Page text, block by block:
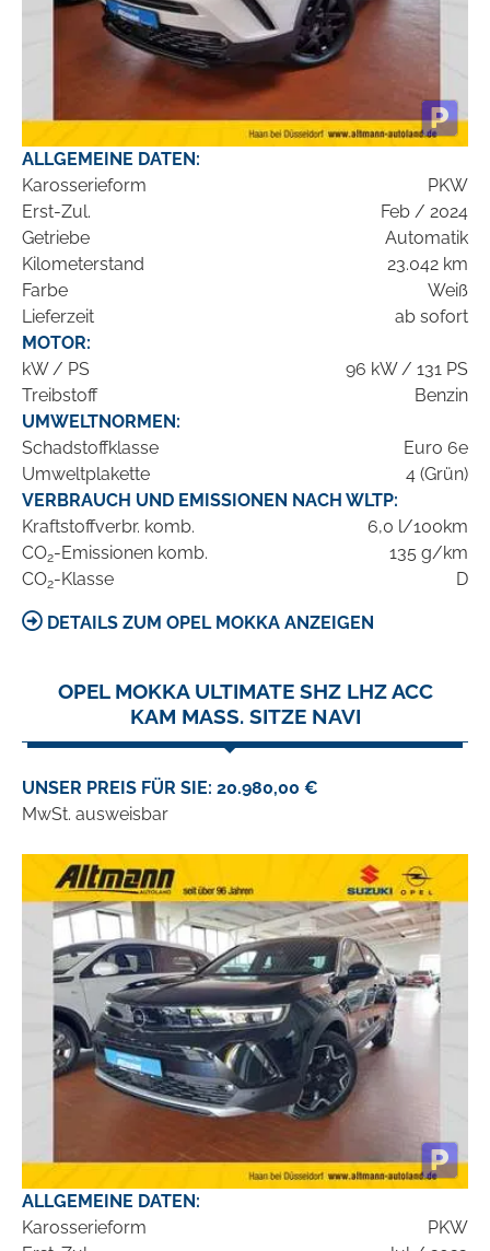
ALLGEMEINE DATEN:
Karosserieform
PKW
Erst-Zul.
Feb / 2024
Getriebe
Automatik
Kilometerstand
23.042 km
Farbe
Weiß
Lieferzeit
ab sofort
MOTOR:
kW / PS
96 kW / 131 PS
Treibstoff
Benzin
UMWELTNORMEN:
Schadstoffklasse
Euro 6e
Umweltplakette
4 (Grün)
VERBRAUCH UND EMISSIONEN NACH WLTP:
Kraftstoffverbr. komb.
6,0 l/100km
CO2-Emissionen komb.
135 g/km
CO2-Klasse D
DETAILS ZUM OPEL MOKKA ANZEIGEN
OPEL MOKKA ULTIMATE SHZ LHZ ACC
KAM MASS. SITZE NAVI
UNSER PREIS FÜR SIE: 20.980,00 €
MwSt. ausweisbar
ALLGEMEINE DATEN:
Karosserieform
PKW